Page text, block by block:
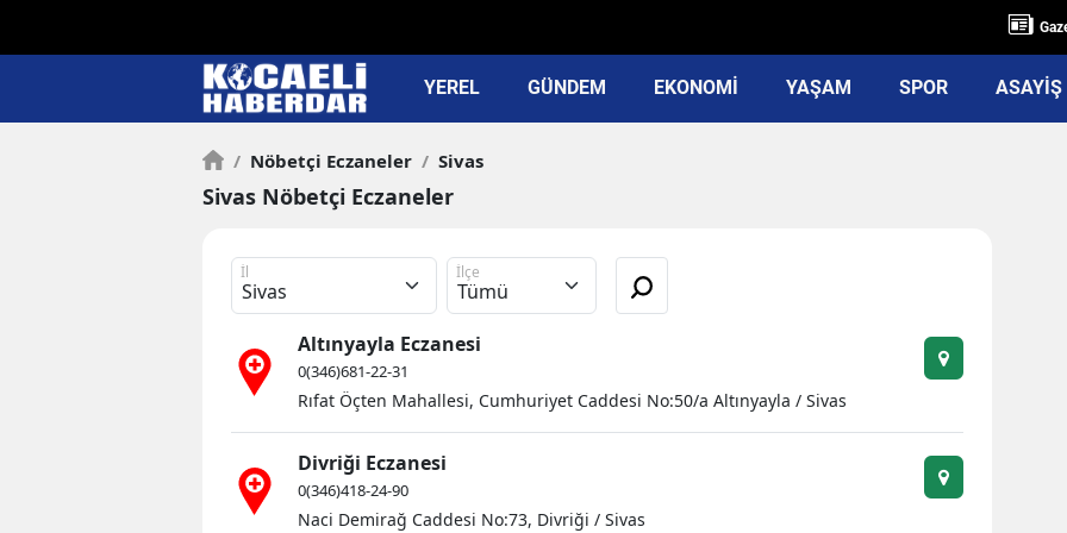
YEREL GÜNDEM EKONOMİ YAŞAM SPOR ASAYİŞ
/ Nöbetçi Eczaneler / Sivas
Sivas Nöbetçi Eczaneler
İl İlçe
Altınyayla Eczanesi
0(346)681-22-31
Rıfat Öçten Mahallesi, Cumhuriyet Caddesi No:50/a Altınyayla / Sivas
Divriği Eczanesi
0(346)418-24-90
Naci Demirağ Caddesi No:73, Divriği / Sivas